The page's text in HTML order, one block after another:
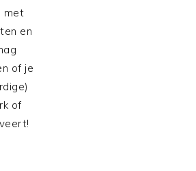
met
en
of je
of